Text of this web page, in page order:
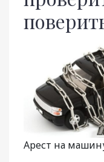
Арест на